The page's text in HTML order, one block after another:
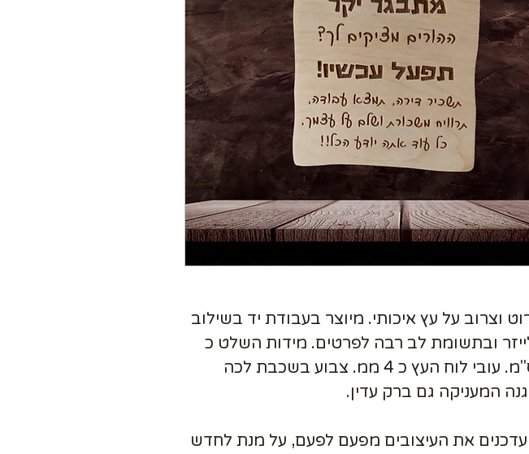
וצרוב על עץ איכותי. מיוצר בעבודת יד בשילוב
ובתשומת לב רבה לפרטים. מידות השלט כ
21/21 ס"מ. עובי לוח העץ כ 4 ממ. צבוע בשכבת לכה
המעניקה גם ברק עדין.
את העיצובים מפעם לפעם, על מנת לחדש